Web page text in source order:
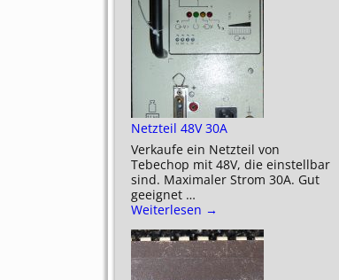
Netzteil 48V 30A
Verkaufe ein Netzteil von
Tebechop mit 48V, die einstellbar
sind. Maximaler Strom 30A. Gut
geeignet …
Weiterlesen →